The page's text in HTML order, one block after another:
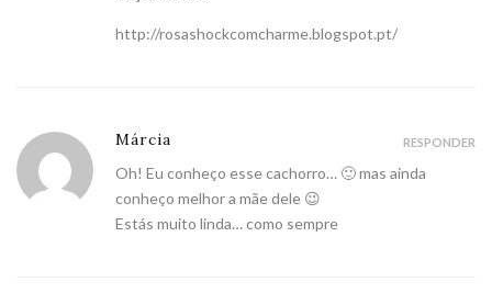
http://rosashockcomcharme.blogspot.pt/
Márcia
Oh! Eu conheço esse cachorro… 🙂 mas ainda
conheço melhor a mãe dele 😉
Estás muito linda… como sempre
RESPONDER